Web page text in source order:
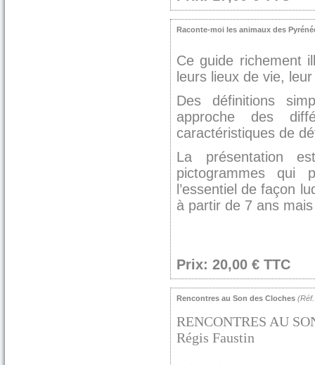
Raconte-moi les animaux des
Ce guide richement
leurs lieux de vie,
Des définitions
approche des
caractéristiques de
La présentation
pictogrammes qui
l’essentiel de façon
à partir de 7 ans
Prix: 20,00 € TTC
Rencontres au Son des Cloches
RENCONTRES AU
Régis Faustin